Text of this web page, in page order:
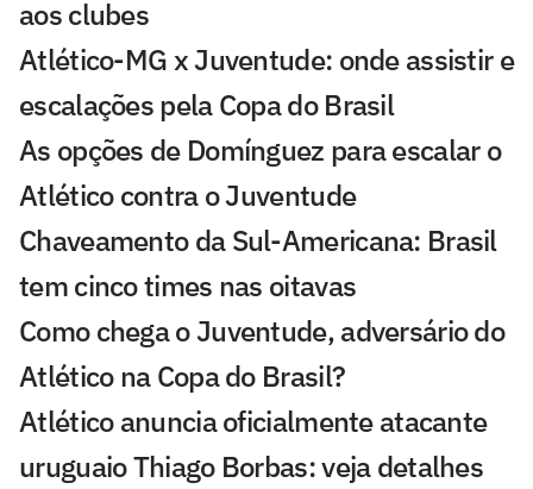
aos clubes
Atlético-MG x Juventude: onde assistir e
escalações pela Copa do Brasil
As opções de Domínguez para escalar o
Atlético contra o Juventude
Chaveamento da Sul-Americana: Brasil
tem cinco times nas oitavas
Como chega o Juventude, adversário do
Atlético na Copa do Brasil?
Atlético anuncia oficialmente atacante
uruguaio Thiago Borbas: veja detalhes